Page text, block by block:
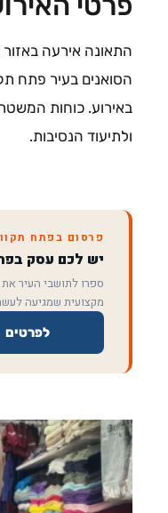
התאונה אירעה
הסואנים בעיר פתח
באירוע. כוחות
ולתיעוד הנסיבות.
פרסום בפתח
יש לכם עסק
ספרו לתושבי העיר
מקצועית שמגיעה
לפרטים